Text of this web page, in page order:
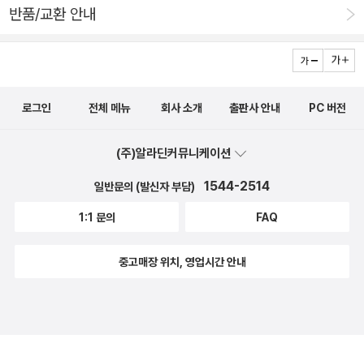
다. 또한 농업기술센터의 검정서를 가지고 흙토람에 들어가면 비
봄만되면 지난가을에 남겨둔 것들 처리하느라 의뢰 조차 힘든 우
상이나 베란다에서 작은 텃밭을 만들어서 키우는 분들에게 유용
제거하는 것은 넓은 텃밭을 운용하는 사람들에겐 조금 어려운 것
이 현실이다. 개인적인 생각이지만, 1년간 실컷 흙놀이 하다가 가
이듬해 봄이왔을 때 흙이 비도 겪고 눈도 겪고 얼었다가 녹았다가
소독이라하여 (책에서 직접확인해보시길~) 조금 다른 방법을 사
들을 배울 수 있어서 참 유익한 시간이었습니다.우리나라의 흙에
대한 이야기와 일본 흙에 대한 이야기, 그리고 각 나라 흙의 특성
들도 알아 볼 수 있었고요.여러분들은 집에서 홈가드닝을 하실
야기였어요.흙을 뜨거운 물로 소독을 해 주기도 하고, 이렇게 태
든요. 그리고 우리가 홈가드닝을 할 때에도 흙 배합을 잘 해 주면
키우는 식물도 더 잘 키울 수 있다는 사실!식물 키우기, 홈가드닝,
금 더 공부 해 본다면 많은 도움이 되시리라 생각 됩니다 :)
반품/교환 안내
로그인 전체 메뉴 회사 소개 출판사 안내 PC 버전
(주)알라딘커뮤니케이션
일반문의 (발신자 부담) 1544-2514
1:1 문의 FAQ
중고매장 위치, 영업시간 안내